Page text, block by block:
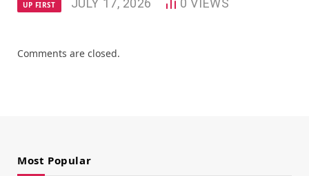
UP FIRST JULY 17, 2026 0VIEWS
Comments are closed.
Most Popular